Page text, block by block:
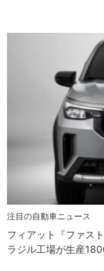
注目の自動車ニュース
フィアット『ファス
ラジル工場が生産